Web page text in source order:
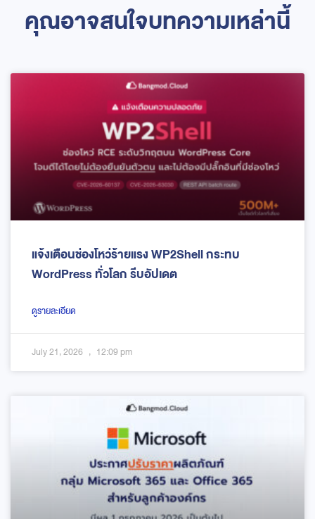
คุณอาจสนใจบทความเหล่านี้
แจ้งเตือนช่องโหว่ร้ายแรง WP2Shell กระทบ
WordPress ทั่วโลก รีบอัปเดต
ดูรายละเอียด
July 21, 2026 12:09 pm